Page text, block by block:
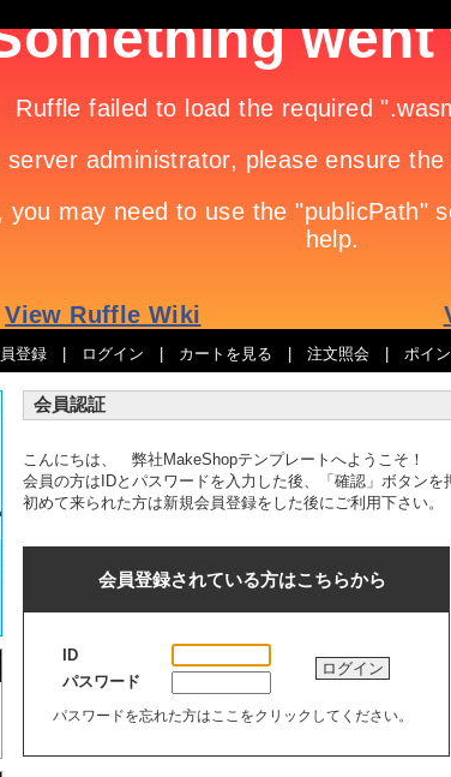
登録 ログイン カートを見る 注文照会 ポイ
会員認証
こんにちは、 弊社MakeShopテンプレートへようこそ！
会員の方はIDとパスワードを入力した後、「確認」ボタンを
初めて来られた方は新規会員登録をした後にご利用下さい。
会員登録されている方はこちらから
ID
ログイン
パスワード
パスワードを忘れた方はここをクリックしてください。